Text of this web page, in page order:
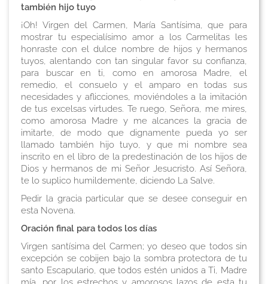
también hijo tuyo
¡Oh! Virgen del Carmen, María Santísima, que para
mostrar tu especialísimo amor a los Carmelitas les
honraste con el dulce nombre de hijos y hermanos
tuyos, alentando con tan singular favor su confianza,
para buscar en ti, como en amorosa Madre, el
remedio, el consuelo y el amparo en todas sus
necesidades y aflicciones, moviéndoles a la imitación
de tus excelsas virtudes. Te ruego, Señora, me mires,
como amorosa Madre y me alcances la gracia de
imitarte, de modo que dignamente pueda yo ser
llamado también hijo tuyo, y que mi nombre sea
inscrito en el libro de la predestinación de los hijos de
Dios y hermanos de mi Señor Jesucristo. Así Señora,
te lo suplico humildemente, diciendo La Salve.
Pedir la gracia particular que se desee conseguir en
esta Novena.
Oración final para todos los días
Virgen santísima del Carmen; yo deseo que todos sin
excepción se cobijen bajo la sombra protectora de tu
santo Escapulario, que todos estén unidos a Ti, Madre